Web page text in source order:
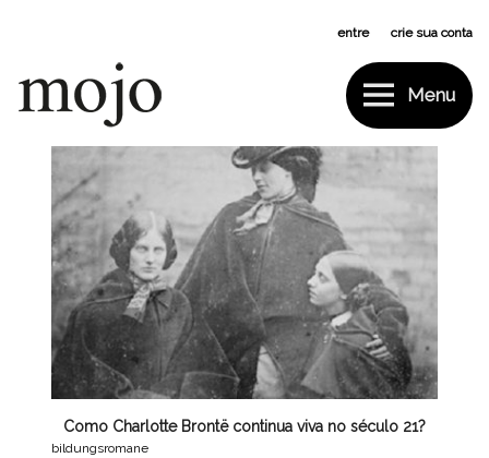
conteúdo
entreou crie sua conta
Menu
Como Charlotte Brontë continua viva no século 21?
bildungsromane